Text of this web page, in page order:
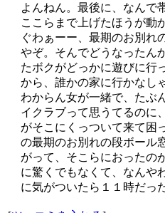
よんねん。最後に、なんで
ここらまで上げたほうが動
ぐわぁーー、最期のお別れ
やぞ。そんでどうなったん
たボクがどっかに遊びに行
から、誰かの家に行かなし
わからん女が一緒で、たぶ
イクラブって思うてるのに
がそこにくっついて来て困
の最期のお別れの段ボール
がって、そこらにおったの
に驚くでもなくて、なんや
に気がついたら１１時だった